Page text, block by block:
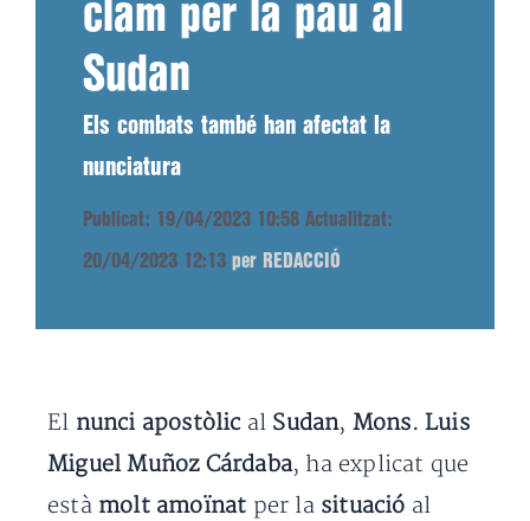
clam per la pau al
Sudan
Els combats també han afectat la
nunciatura
Publicat: 19/04/2023 10:58 Actualitzat:
20/04/2023 12:13 per REDACCIÓ
El nunci apostòlical Sudan, Mons. Luis
Miguel Muñoz Cárdaba, ha explicat que
està molt amoïnat per la situació al